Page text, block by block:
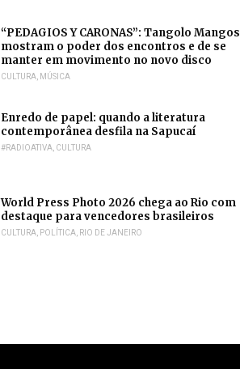
“PEDAGIOS Y CARONAS”: Tangolo Mangos
mostram o poder dos encontros e de se
manter em movimento no novo disco
CULTURA, MÚSICA
Enredo de papel: quando a literatura
contemporânea desfila na Sapucaí
#RADIOATIVA, CULTURA
World Press Photo 2026 chega ao Rio com
destaque para vencedores brasileiros
CULTURA, POLÍTICA, RIO DE JANEIRO